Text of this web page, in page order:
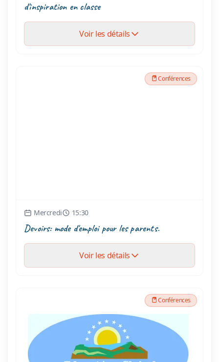
d'inspiration en classe
Voir les détails
Conférences
Mercredi 15:30
Devoirs: mode d'emploi pour les parents.
Voir les détails
Conférences